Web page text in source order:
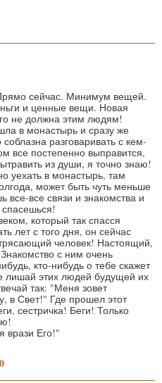
сейчас. Минимум вещей.
и ценные вещи. Новая
не должна этим людям!
в монастырь и сразу же
разговаривать с кем-
все постепенно выправится,
из души, я точно знаю!
уехать в монастырь, там
может быть чуть меньше
все связи и знакомства и
который так спасся
лет с того дня, он сейчас
человек! Настоящий,
с ним очень
кто-нибудь о тебе скажет
лишай этих людей будущей их
так: "Меня зовет
в Свет!" Где прошел этот
сестричка! Беги! Только
врази Его!"